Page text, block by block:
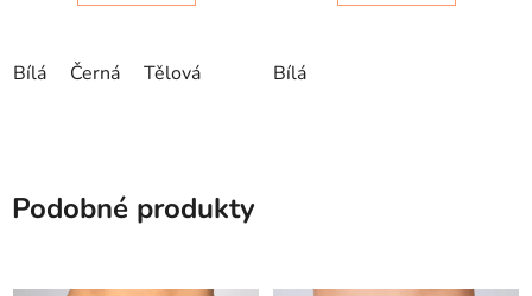
Bílá Černá Tělová Bílá
Podobné produkty